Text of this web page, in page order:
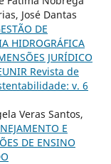
José Dantas
DE
HIDROGRÁFICA
JURÍDICO
Revista de
v. 6
Veras Santos,
E
DE ENSINO